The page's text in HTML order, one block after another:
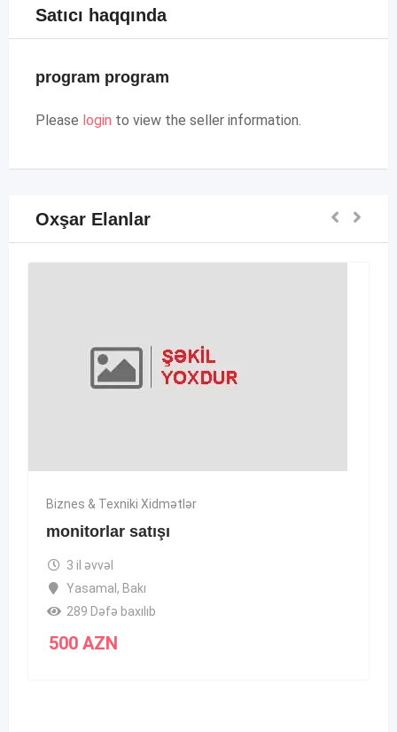
Satıcı haqqında
program program
Please login to view the seller information.
Oxşar Elanlar
Biznes & Texniki Xidmətlər
monitorlar satışı
3 il əvvəl
Yasamal , Bakı
289 Dəfə baxılıb
500 AZN